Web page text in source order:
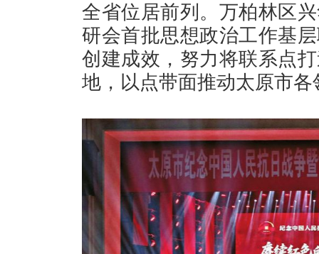
全省位居前列。万柏林区
研会首批思想政治工作基
创建成效，努力将联系点
地，以点带面推动太原市